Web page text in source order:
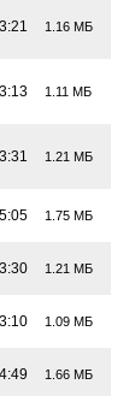
3:21 1.16 МБ
3:13 1.11 МБ
3:31 1.21 МБ
5:05 1.75 МБ
3:30 1.21 МБ
3:10 1.09 МБ
4:49 1.66 МБ